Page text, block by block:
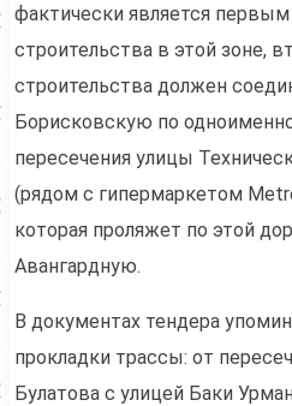
фактически является первым
строительства в этой зоне,
строительства должен
Борисковскую по
пересечения улицы
(рядом с гипермаркетом
которая проляжет по этой
Авангардную.
В документах тендера
прокладки трассы: от
Булатова с улицей Баки